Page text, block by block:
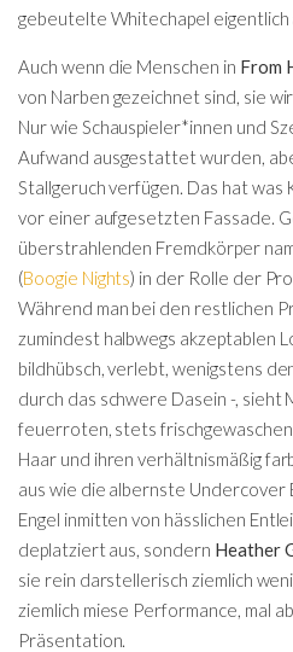
gebeutelte Whitechapel eigentlich
Auch wenn die Menschen in From
von Narben gezeichnet sind, sie
Nur wie Schauspieler*innen und
Aufwand ausgestattet wurden,
Stallgeruch verfügen. Das hat was
vor einer aufgesetzten Fassade.
überstrahlenden Fremdkörper
(Boogie Nights) in der Rolle der
Während man bei den restlichen
zumindest halbwegs akzeptablen
bildhübsch, verlebt, wenigstens
durch das schwere Dasein -, sieht
feuerroten, stets
Haar und ihren verhältnismäßig
aus wie die albernste Undercover
Engel inmitten von hässlichen
deplatziert aus, sondern Heather
sie rein darstellerisch ziemlich
ziemlich miese Performance, mal
Präsentation.